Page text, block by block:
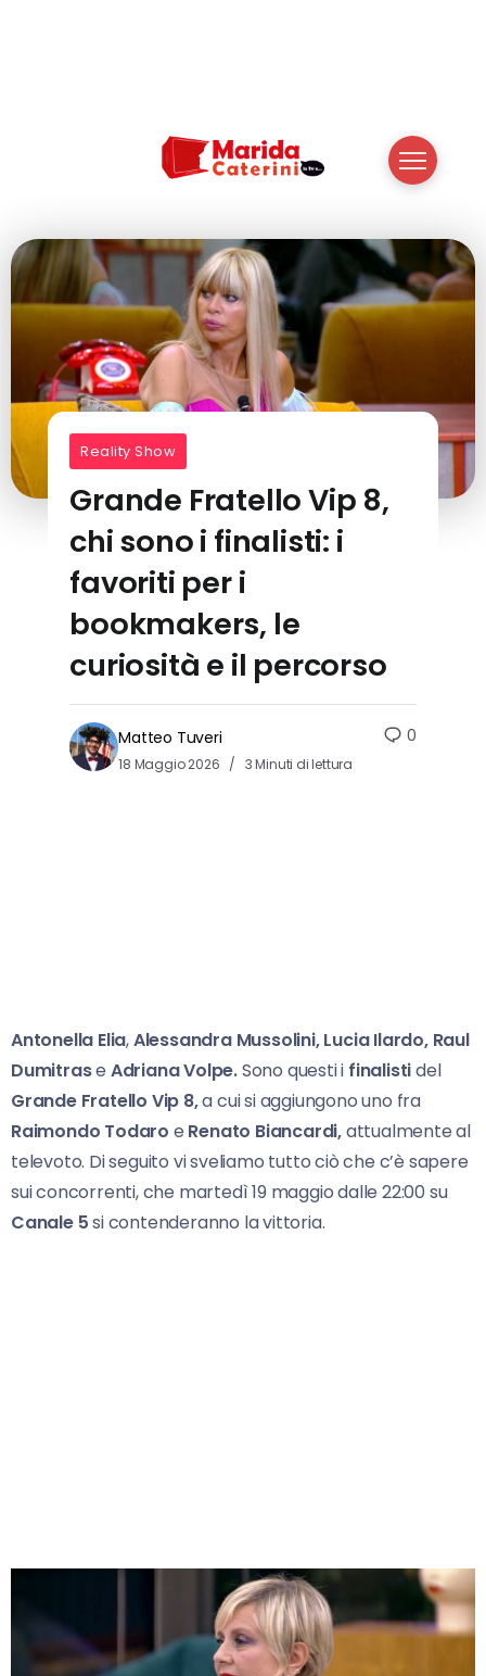
Reality Show
Grande Fratello Vip 8,
chi sono i finalisti: i
favoriti per i
bookmakers, le
curiosità e il percorso
Matteo Tuveri
18 Maggio 2026 3 Minuti di lettura
0
Antonella Elia,Alessandra Mussolini, LuciaIlardo, Raul
Dumitrase Adriana Volpe.Sono questi i finalistidel
Grande Fratello Vip 8,a cui si aggiungono uno fra
Raimondo Todaro e Renato Biancardi,attualmente al
televoto. Di seguito vi sveliamo tutto ciò che c’è sapere
sui concorrenti, che martedì 19 maggio dalle 22:00 su
Canale 5si contenderanno la vittoria.